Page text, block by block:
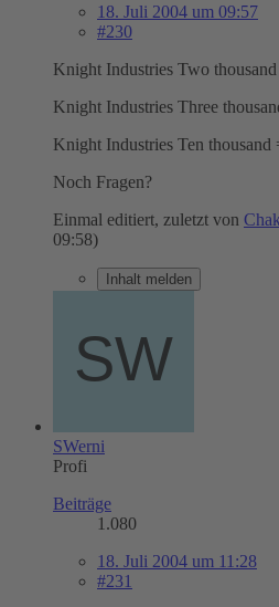
18. Juli 2004 um 09:57
#230
Knight Industries Two
Knight Industries Three
Knight Industries Ten
Noch Fragen?
Einmal editiert, zuletzt von
09:58)
Inhalt melden
SWerni
Profi
Beiträge
1.080
18. Juli 2004 um 11:28
#231